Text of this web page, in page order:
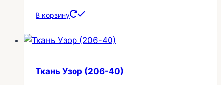
В корзину
Ткань Узор (206-40)